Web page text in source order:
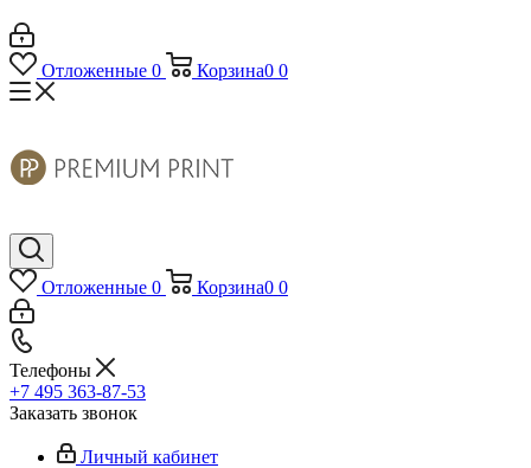
Отложенные 0 Корзина0 0
Отложенные 0 Корзина0 0
Телефоны
+7 495 363-87-53
Заказать звонок
Личный кабинет